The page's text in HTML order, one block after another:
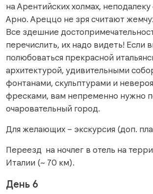
на Арентийских холмах,
Арно. Ареццо не зря считают
Все здешние
перечислить, их надо видеть! Если
полюбоваться прекрасной
архитектурой, удивительными
фонтанами, скульптурами и
фресками, вам непременно нужно
очаровательный город.
Для желающих – экскурсия (доп.
Переезд на ночлег в отель на
Италии (~ 70 км).
День 6